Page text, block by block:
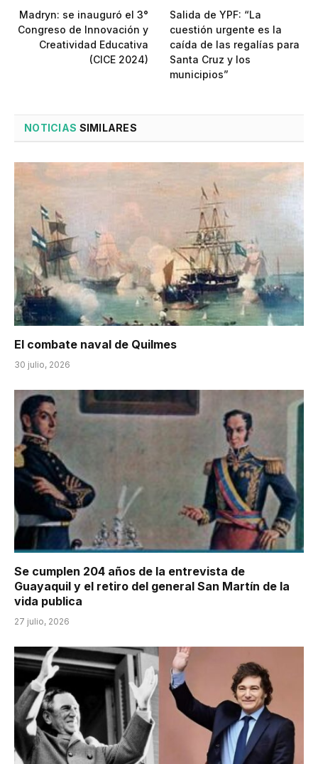
Madryn: se inauguró el 3°
Congreso de Innovación y
Creatividad Educativa
(CICE 2024)
Salida de YPF: “La
cuestión urgente es la
caída de las regalías para
Santa Cruz y los
municipios”
NOTICIAS SIMILARES
El combate naval de Quilmes
30 julio, 2026
Se cumplen 204 años de la entrevista de
Guayaquil y el retiro del general San Martín de la
vida publica
27 julio, 2026